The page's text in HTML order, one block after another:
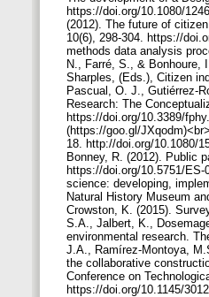
https://doi.org/10.1080/
(2012). The future of
10(6), 298-304. https://
methods data analysis
N., Farré, S., & Bonhoure,
Sharples, (Eds.), Citizen
Pascual, O. J., Gutiérrez-
Research: The
https://doi.org/10.3389/
(https://goo.gl/
18. http://doi.org/10.1080/
Bonney, R. (2012). Public
https://doi.org/10.5751/
science: developing,
Natural History Museum
Crowston, K. (2015).
S.A., Jalbert, K.,
environmental research.
J.A., Ramírez-Montoya,
the collaborative
Conference on
https://doi.org/10.1145/